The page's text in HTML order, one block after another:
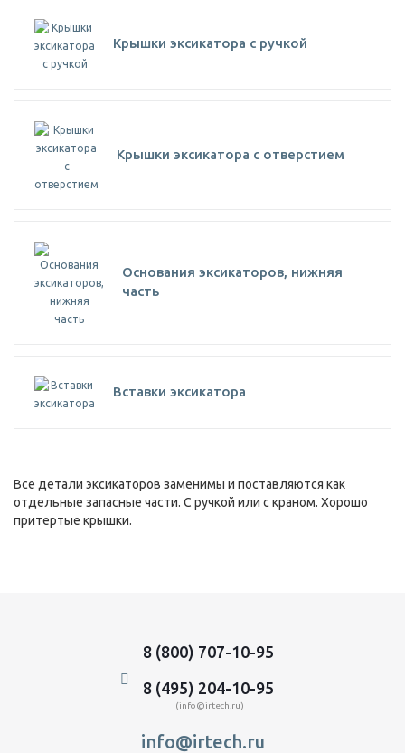
Крышки эксикатора с ручкой
Крышки эксикатора с отверстием
Основания эксикаторов, нижняя
часть
Вставки эксикатора
Все детали эксикаторов заменимы и поставляются как
отдельные запасные части. С ручкой или с краном. Хорошо
притертые крышки.
8 (800) 707-10-95
8 (495) 204-10-95
(info@irtech.ru)
info@irtech.ru